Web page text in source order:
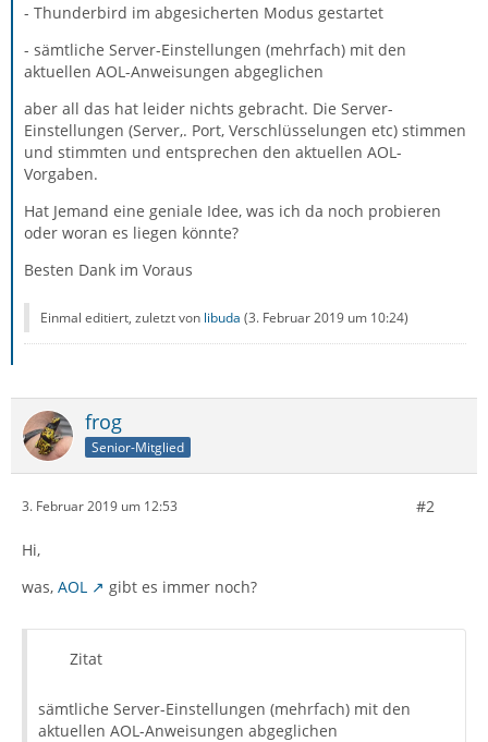
- Thunderbird im abgesicherten Modus gestartet
- sämtliche Server-Einstellungen (mehrfach) mit den
aktuellen AOL-Anweisungen abgeglichen
aber all das hat leider nichts gebracht. Die Server-
Einstellungen (Server,. Port, Verschlüsselungen etc) stimmen
und stimmten und entsprechen den aktuellen AOL-
Vorgaben.
Hat Jemand eine geniale Idee, was ich da noch probieren
oder woran es liegen könnte?
Besten Dank im Voraus
Einmal editiert, zuletzt von libuda (3. Februar 2019 um 10:24)
frog
Senior-Mitglied
3. Februar 2019 um 12:53 #2
Hi,
was, AOL gibt es immer noch?
Zitat
sämtliche Server-Einstellungen (mehrfach) mit den
aktuellen AOL-Anweisungen abgeglichen